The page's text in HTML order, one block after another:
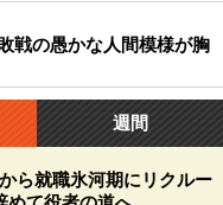
戦の愚かな人間模様が胸
週間
ら就職氷河期にリクルー